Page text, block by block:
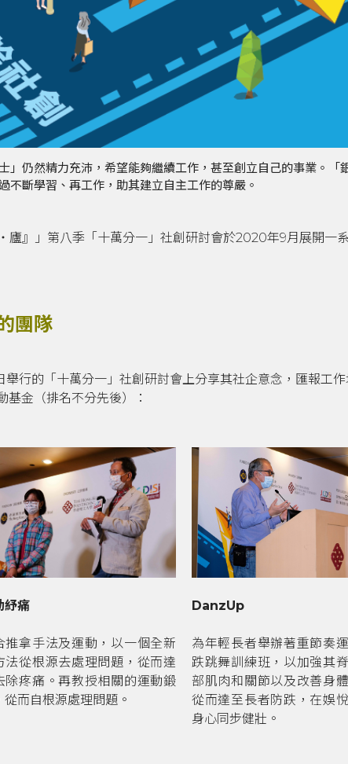
」仍然精力充沛，希望能夠繼續工作，甚至創立自己的事業。
不斷學習、再工作，助其建立自主工作的尊嚴。
』」第八季「十萬分一」社創研討會於2020年9月展開一
團隊
行的「十萬分一」社創研討會上分享其社企意念，匯報工作
基金（排名不分先後）：
紓痛
推拿手法及運動，以一個全新
法從根源去處理問題，從而達
除疼痛。再教授相關的運動鍛
從而自根源處理問題。
DanzUp
為年輕長者舉辦著重節奏
跌跳舞訓練班，以加強其
部肌肉和關節以及改善身體
從而達至長者防跌，在娛
身心同步健壯。